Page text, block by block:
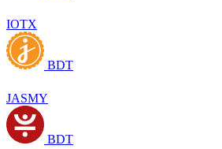
IOTX
BDT
JASMY
BDT